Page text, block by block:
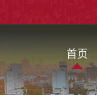
首页